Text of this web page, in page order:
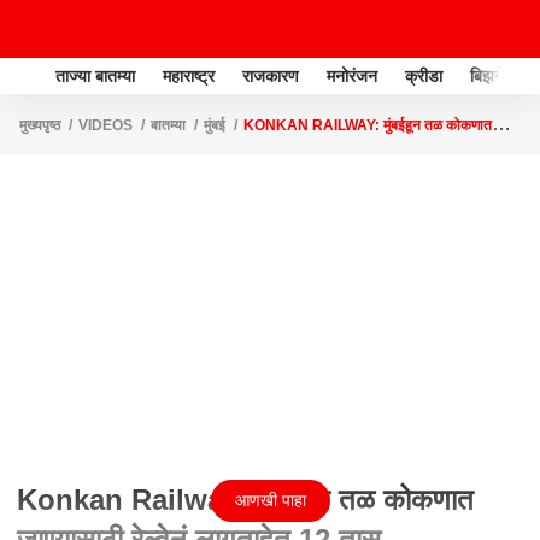
ताज्या बातम्या महाराष्ट्र राजकारण मनोरंजन क्रीडा बिझनेस
मुख्यपृष्ठ VIDEOS बातम्या मुंबई
KONKAN RAILWAY: मुंबईहून तळ कोकणात
Konkan Railway: मुंबईहून तळ कोकणात
आणखी पाहा